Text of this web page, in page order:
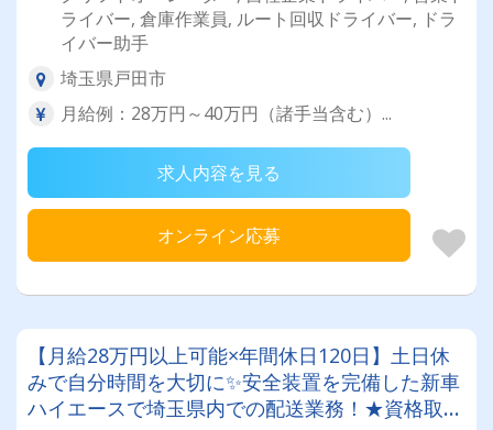
ライバー, 倉庫作業員, ルート回収ドライバー, ドラ
イバー助手
埼玉県戸田市
月給例：28万円～40万円（諸手当含む）...
求人内容を見る
オンライン応募
【月給28万円以上可能×年間休日120日】土日休
みで自分時間を大切に✨安全装置を完備した新車
ハイエースで埼玉県内での配送業務！★資格取得